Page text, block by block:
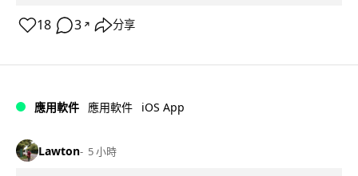
18 3 ↗ 分享
應用軟件 應用軟件 iOS App
Lawton 5 小時